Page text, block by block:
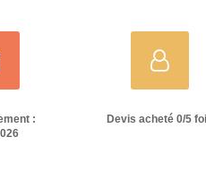
:
Devis acheté0/5